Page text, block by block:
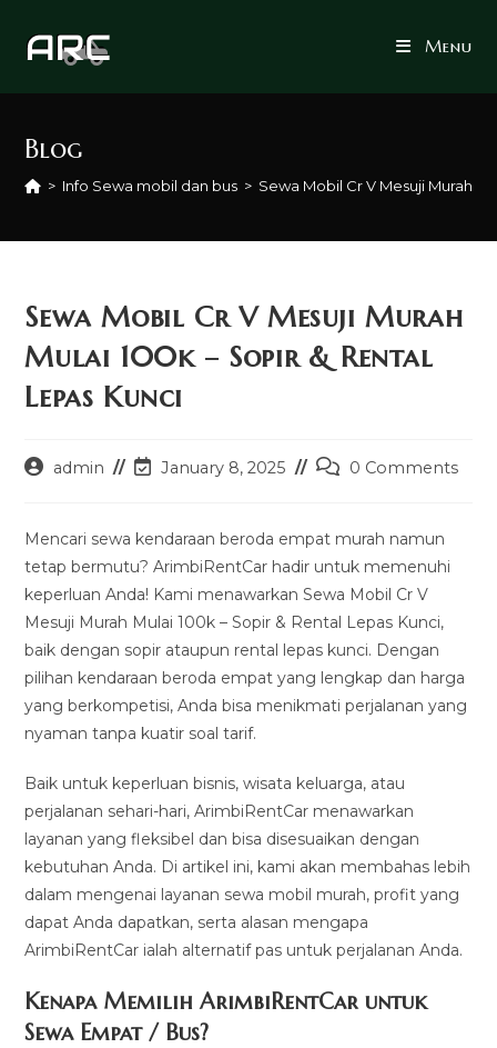
Menu
Blog
> Info Sewa mobil dan bus > Sewa Mobil Cr V Mesuji Murah
Sewa Mobil Cr V Mesuji Murah
Mulai 100k – Sopir & Rental
Lepas Kunci
Postadmin
PostJanuary 8, 2025
Post0 Comments
Mencari sewa kendaraan beroda empat murah namun
tetap bermutu? ArimbiRentCar hadir untuk memenuhi
keperluan Anda! Kami menawarkan Sewa Mobil Cr V
Mesuji Murah Mulai 100k – Sopir & Rental Lepas Kunci,
baik dengan sopir ataupun rental lepas kunci. Dengan
pilihan kendaraan beroda empat yang lengkap dan harga
yang berkompetisi, Anda bisa menikmati perjalanan yang
nyaman tanpa kuatir soal tarif.
Baik untuk keperluan bisnis, wisata keluarga, atau
perjalanan sehari-hari, ArimbiRentCar menawarkan
layanan yang fleksibel dan bisa disesuaikan dengan
kebutuhan Anda. Di artikel ini, kami akan membahas lebih
dalam mengenai layanan sewa mobil murah, profit yang
dapat Anda dapatkan, serta alasan mengapa
ArimbiRentCar ialah alternatif pas untuk perjalanan Anda.
Kenapa Memilih ArimbiRentCar untuk
Sewa Empat / Bus?